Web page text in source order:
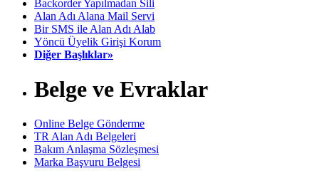
Backorder Yapılmadan Sili
Alan Adı Alana Mail Servi
Bir SMS ile Alan Adı Alab
Yöncü Üyelik Girişi Korum
Diğer Başlıklar»
Belge ve Evraklar
Online Belge Gönderme
TR Alan Adı Belgeleri
Bakım Anlaşma Sözleşmesi
Marka Başvuru Belgesi